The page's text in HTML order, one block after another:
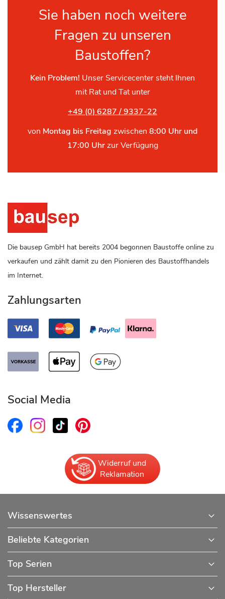
Sie haben noch weitere
Fragen zu unseren
Baustoffen?
Kein Problem! Unser Servicecenter steht Ihnen
mit Rat und Tat unter
+49 (0) 6287 / 9337-22
von Montag bis Freitag zwischen 8:00 Uhr und
17:00 Uhrzur Verfügung
Die bausep GmbH hat bereits 2004 begonnen Baustoffe online zu
verkaufen und zählt damit zu den Pionieren des Baustoffhandels
im Internet.
Zahlungsarten
Social Media
Widerruf und
Reklamation
Wissenswertes
Beliebte Kategorien
Top Serien
Top Hersteller